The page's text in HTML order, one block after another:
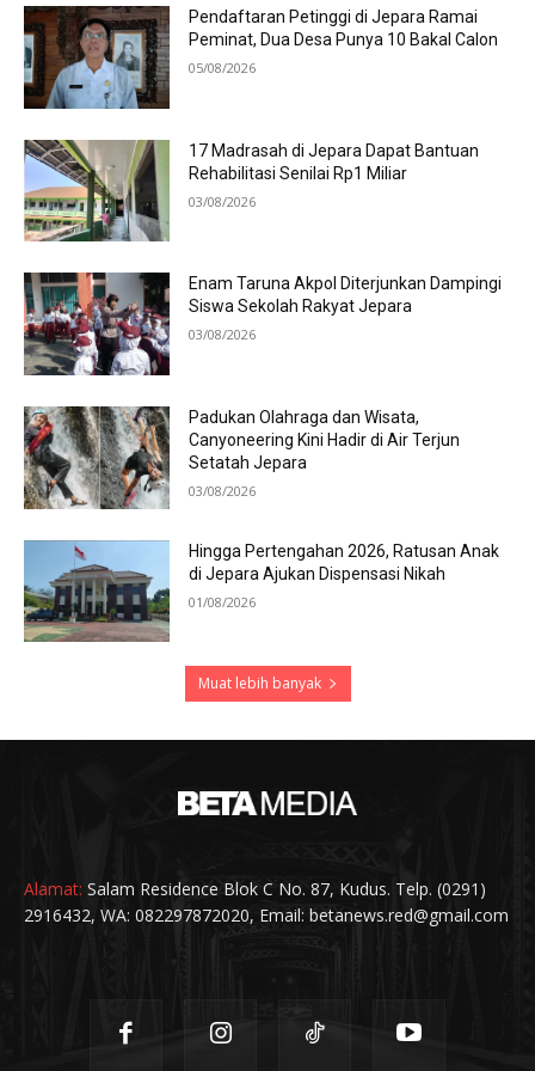
Pendaftaran Petinggi di Jepara Ramai
Peminat, Dua Desa Punya 10 Bakal Calon
05/08/2026
17 Madrasah di Jepara Dapat Bantuan
Rehabilitasi Senilai Rp1 Miliar
03/08/2026
Enam Taruna Akpol Diterjunkan Dampingi
Siswa Sekolah Rakyat Jepara
03/08/2026
Padukan Olahraga dan Wisata,
Canyoneering Kini Hadir di Air Terjun
Setatah Jepara
03/08/2026
Hingga Pertengahan 2026, Ratusan Anak
di Jepara Ajukan Dispensasi Nikah
01/08/2026
Muat lebih banyak
Alamat: Salam Residence Blok C No. 87, Kudus. Telp. (0291)
2916432, WA: 082297872020, Email: betanews.red@gmail.com